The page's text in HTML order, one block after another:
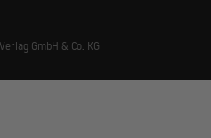
GmbH & Co. KG